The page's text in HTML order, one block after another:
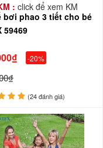
: click để xem KM
bơi phao 3 tiết cho bé
59469
-20%
(24 đánh giá)